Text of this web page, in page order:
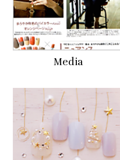
Media